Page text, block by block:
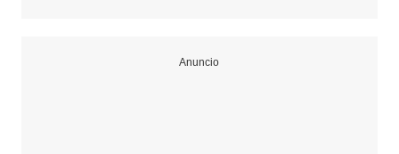
Anuncio